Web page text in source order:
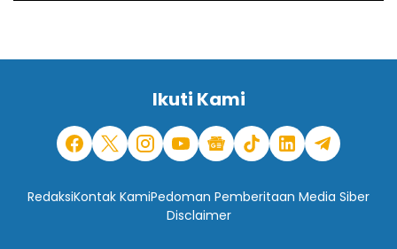
Ikuti Kami
RedaksiKontak KamiPedoman Pemberitaan Media Siber
Disclaimer